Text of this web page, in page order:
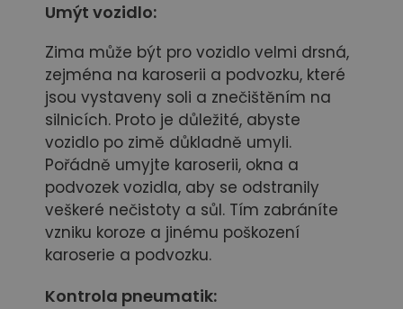
Umýt vozidlo:
Zima může být pro vozidlo velmi drsná,
zejména na karoserii a podvozku, které
jsou vystaveny soli a znečištěním na
silnicích. Proto je důležité, abyste
vozidlo po zimě důkladně umyli.
Pořádně umyjte karoserii, okna a
podvozek vozidla, aby se odstranily
veškeré nečistoty a sůl. Tím zabráníte
vzniku koroze a jinému poškození
karoserie a podvozku.
Kontrola pneumatik: